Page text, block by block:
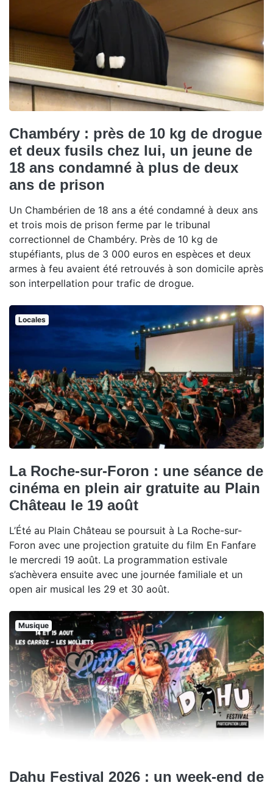
Chambéry : près de 10 kg de drogue
et deux fusils chez lui, un jeune de
18 ans condamné à plus de deux
ans de prison
Un Chambérien de 18 ans a été condamné à deux ans
et trois mois de prison ferme par le tribunal
correctionnel de Chambéry. Près de 10 kg de
stupéfiants, plus de 3 000 euros en espèces et deux
armes à feu avaient été retrouvés à son domicile après
son interpellation pour trafic de drogue.
Locales
La Roche-sur-Foron : une séance de
cinéma en plein air gratuite au Plain
Château le 19 août
L’Été au Plain Château se poursuit à La Roche-sur-
Foron avec une projection gratuite du film En Fanfare
le mercredi 19 août. La programmation estivale
s’achèvera ensuite avec une journée familiale et un
open air musical les 29 et 30 août.
Musique
Dahu Festival 2026 : un week-end de